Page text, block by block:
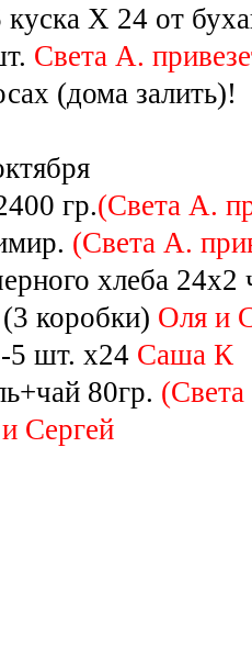
Х 24 от
Света А.
(дома залить)!
гр.(Света А.
(Света А.
хлеба
коробки) Оля и
шт. х24 Саша К
80гр. (Света
Сергей